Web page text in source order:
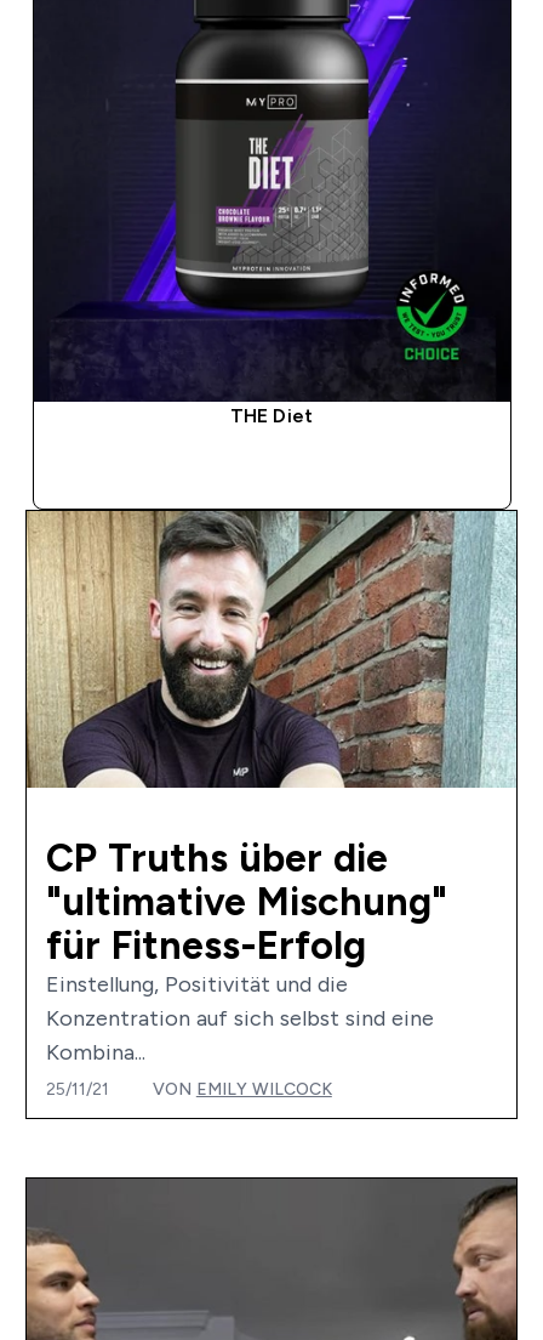
THE Diet
CP Truths über die
"ultimative Mischung"
für Fitness-Erfolg
Einstellung, Positivität und die
Konzentration auf sich selbst sind eine
Kombina...
25/11/21 VON EMILY WILCOCK